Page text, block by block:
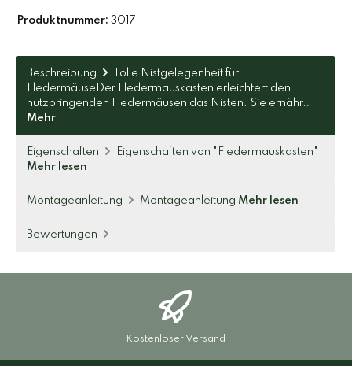
Produktnummer: 3017
Beschreibung
Tolle Nistgelegenheit für
FledermäuseDer Fledermauskasten erleichtert den
nutzbringenden Fledermäusen das Nisten. Sie ernähr…
Mehr
Eigenschaften
Eigenschaften von "Fledermauskasten"
Mehr lesen
Montageanleitung Montageanleitung Mehr lesen
Bewertungen
Kostenloser Versand